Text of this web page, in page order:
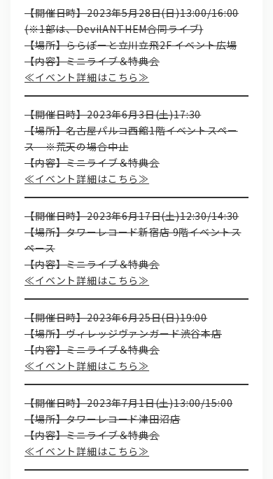
【開催日時】2023年5月28日(日)13:00/16:00
(※1部は、DevilANTHEM合同ライブ)
【場所】ららぽーと立川立飛2F イベント広場
【内容】ミニライブ＆特典会
≪イベント詳細はこちら≫
【開催日時】2023年6月3日(土)17:30
【場所】名古屋パルコ西館1階イベントスペー
ス ※荒天の場合中止
【内容】ミニライブ＆特典会
≪イベント詳細はこちら≫
【開催日時】2023年6月17日(土)12:30/14:30
【場所】タワーレコード新宿店 9階イベントス
ペース
【内容】ミニライブ＆特典会
≪イベント詳細はこちら≫
【開催日時】2023年6月25日(日)19:00
【場所】ヴィレッジヴァンガード渋谷本店
【内容】ミニライブ＆特典会
≪イベント詳細はこちら≫
【開催日時】2023年7月1日(土)13:00/15:00
【場所】タワーレコード津田沼店
【内容】ミニライブ＆特典会
≪イベント詳細はこちら≫